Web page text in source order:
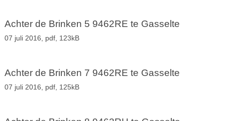
Achter de Brinken 5 9462RE te Gasselte
07 juli 2016, pdf, 123kB
Achter de Brinken 7 9462RE te Gasselte
07 juli 2016, pdf, 125kB